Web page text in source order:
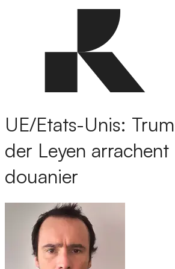
UE/Etats-Unis:
der Leyen
douanier